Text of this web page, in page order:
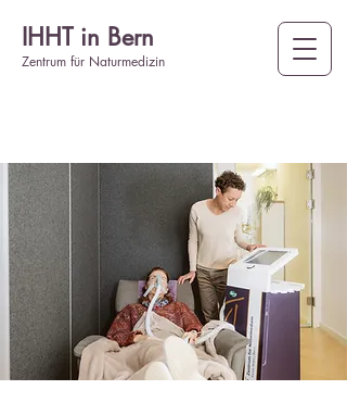
IHHT in Bern
Zentrum für Naturmedizin